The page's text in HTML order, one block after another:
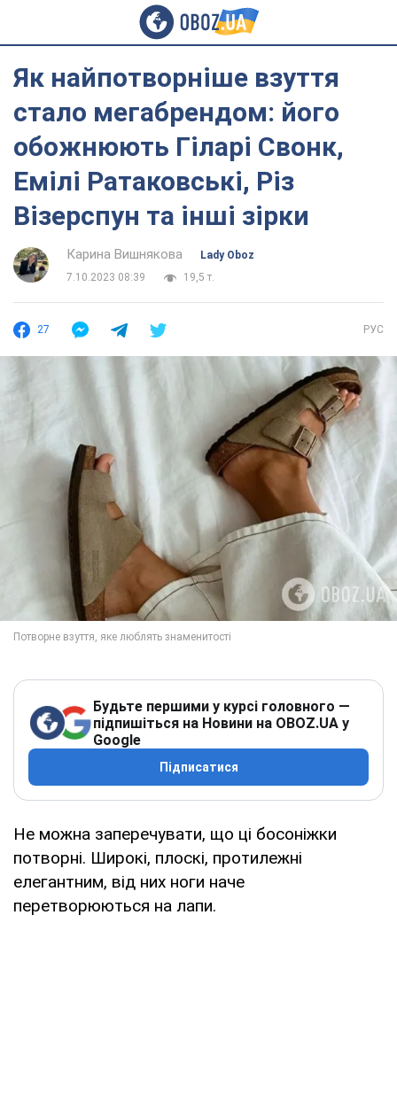
Як найпотворніше взуття
стало мегабрендом: його
обожнюють Гіларі Свонк,
Емілі Ратаковські, Різ
Візерспун та інші зірки
Карина Вишнякова
Lady Oboz
7.10.2023 08:39
19,5 т.
27 РУС
Будьте першими у курсі головного —
підпишіться на Новини на OBOZ.UA у
Google
Підписатися
Не можна заперечувати, що ці босоніжки
потворні. Широкі, плоскі, протилежні
елегантним, від них ноги наче
перетворюються на лапи.